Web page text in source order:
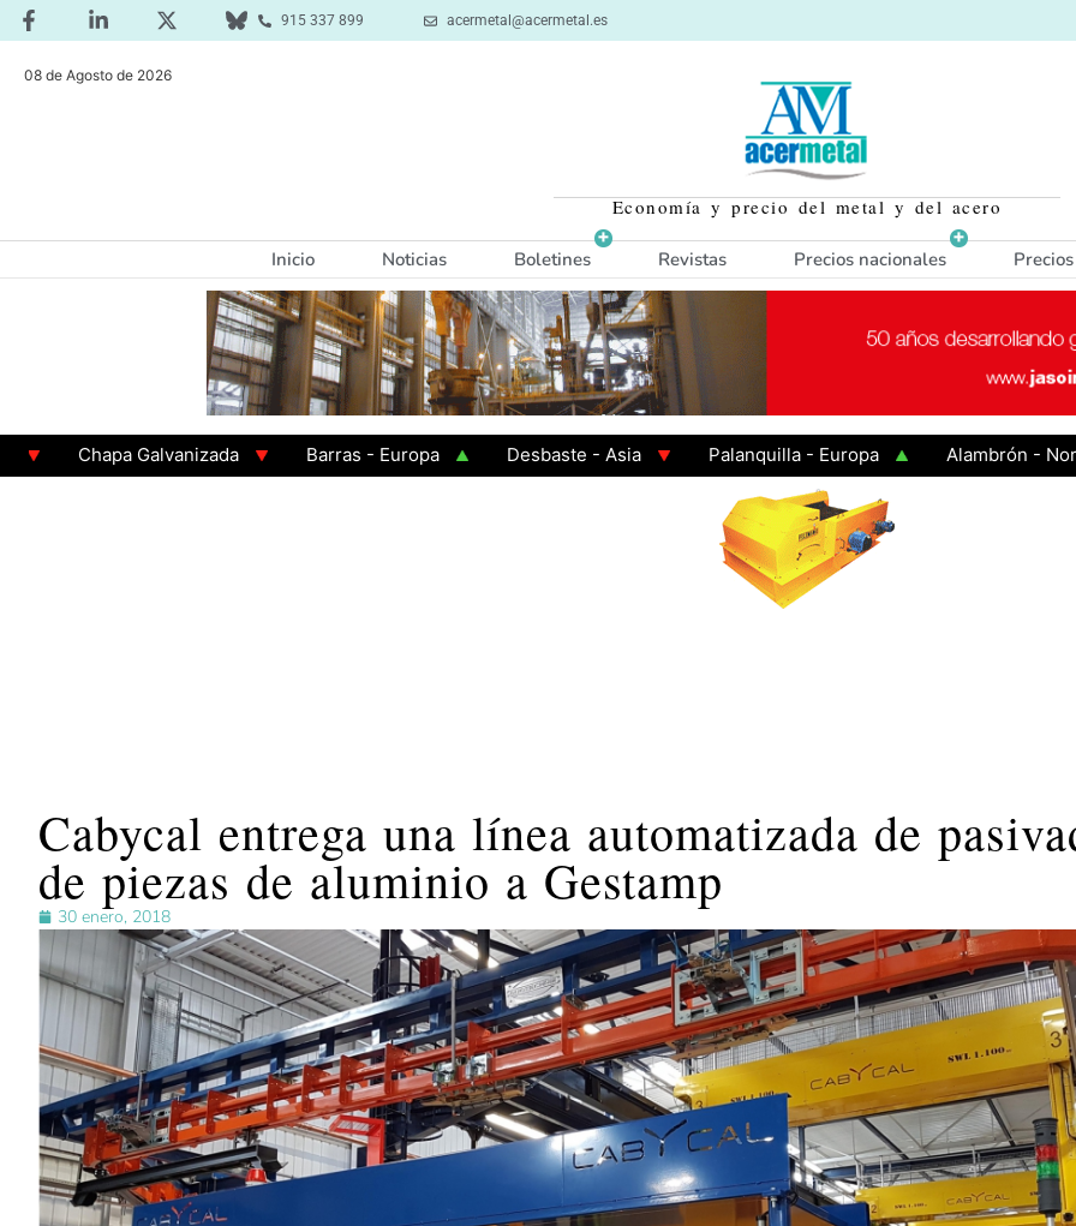
915 337 899 acermetal@acermetal.es
08 de Agosto de 2026
Economía y precio del metal y del acero
Inicio Noticias Boletines Revistas Precios nacionales
Chapa Galvanizada Barras - Europa Desbaste - Asia Palanquilla - Europa
Alambrón - Norte
Cabycal entrega una línea automatizada de
de piezas de aluminio a Gestamp
30 enero, 2018